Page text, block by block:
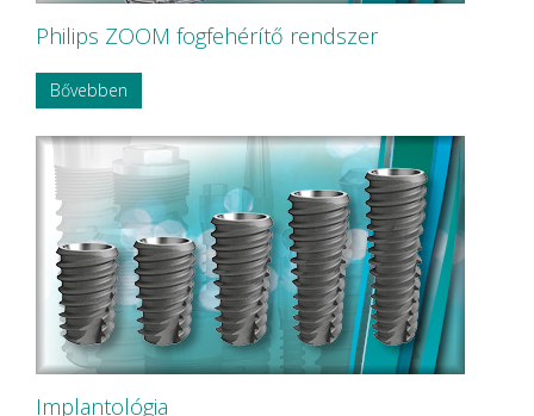
Philips ZOOM fogfehérítő rendszer
Bővebben
Implantológia